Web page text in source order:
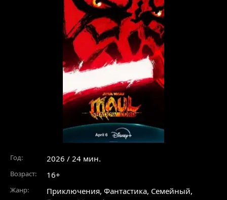
Год: 2026 / 24 мин.
Возраст: 16+
Жанр: Приключения, Фантастика, Семейный,